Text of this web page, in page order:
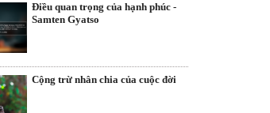
Điều quan trọng của hạnh phúc -
Samten Gyatso
Cộng trừ nhân chia của cuộc đời